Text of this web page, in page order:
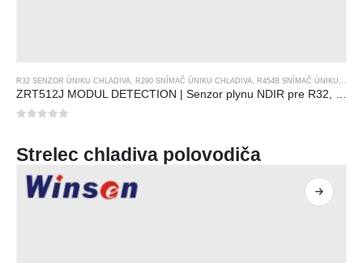
R32 SENZOR ÚNIKU CHLADIVA, R290 SNÍMAČ ÚNIKU CHLADIVA, R454B SNÍMAČ ÚNIKU CHLADIVA
ZRT512J MODUL DETECTION | Senzor plynu NDIR pre R32, R454B, R290 | RS485 Komunikácia
Strelec chladiva polovodiča